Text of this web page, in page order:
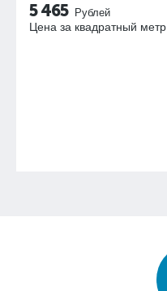
5 465 Рублей
Цена за квадратный метр